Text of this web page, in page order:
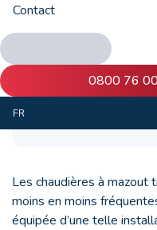
Contact
0800 76
FR
Les chaudières à mazout
moins en moins
équipée d’une telle